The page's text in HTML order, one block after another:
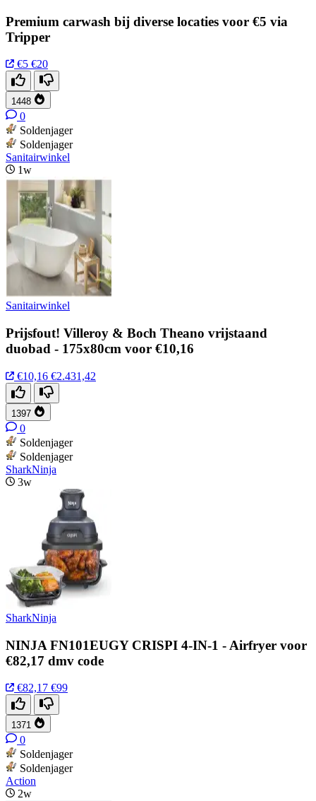
Premium carwash bij diverse locaties voor €5 via
Tripper
€5 €20
1448
0
Soldenjager
Soldenjager
Sanitairwinkel
1w
Sanitairwinkel
Prijsfout! Villeroy & Boch Theano vrijstaand
duobad - 175x80cm voor €10,16
€10,16 €2.431,42
1397
0
Soldenjager
Soldenjager
SharkNinja
3w
SharkNinja
NINJA FN101EUGY CRISPI 4-IN-1 - Airfryer voor
€82,17 dmv code
€82,17 €99
1371
0
Soldenjager
Soldenjager
Action
2w